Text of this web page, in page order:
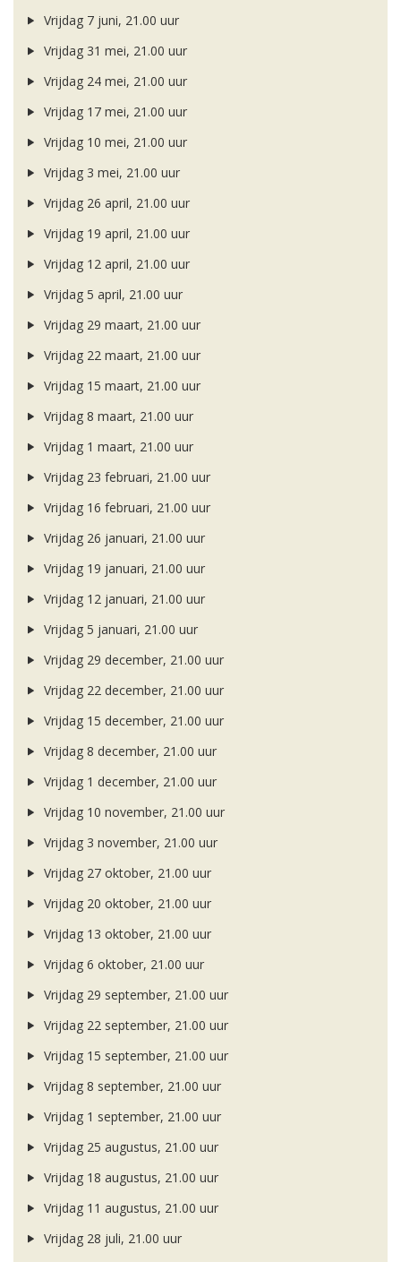
Vrijdag 7 juni, 21.00 uur
Vrijdag 31 mei, 21.00 uur
Vrijdag 24 mei, 21.00 uur
Vrijdag 17 mei, 21.00 uur
Vrijdag 10 mei, 21.00 uur
Vrijdag 3 mei, 21.00 uur
Vrijdag 26 april, 21.00 uur
Vrijdag 19 april, 21.00 uur
Vrijdag 12 april, 21.00 uur
Vrijdag 5 april, 21.00 uur
Vrijdag 29 maart, 21.00 uur
Vrijdag 22 maart, 21.00 uur
Vrijdag 15 maart, 21.00 uur
Vrijdag 8 maart, 21.00 uur
Vrijdag 1 maart, 21.00 uur
Vrijdag 23 februari, 21.00 uur
Vrijdag 16 februari, 21.00 uur
Vrijdag 26 januari, 21.00 uur
Vrijdag 19 januari, 21.00 uur
Vrijdag 12 januari, 21.00 uur
Vrijdag 5 januari, 21.00 uur
Vrijdag 29 december, 21.00 uur
Vrijdag 22 december, 21.00 uur
Vrijdag 15 december, 21.00 uur
Vrijdag 8 december, 21.00 uur
Vrijdag 1 december, 21.00 uur
Vrijdag 10 november, 21.00 uur
Vrijdag 3 november, 21.00 uur
Vrijdag 27 oktober, 21.00 uur
Vrijdag 20 oktober, 21.00 uur
Vrijdag 13 oktober, 21.00 uur
Vrijdag 6 oktober, 21.00 uur
Vrijdag 29 september, 21.00 uur
Vrijdag 22 september, 21.00 uur
Vrijdag 15 september, 21.00 uur
Vrijdag 8 september, 21.00 uur
Vrijdag 1 september, 21.00 uur
Vrijdag 25 augustus, 21.00 uur
Vrijdag 18 augustus, 21.00 uur
Vrijdag 11 augustus, 21.00 uur
Vrijdag 28 juli, 21.00 uur